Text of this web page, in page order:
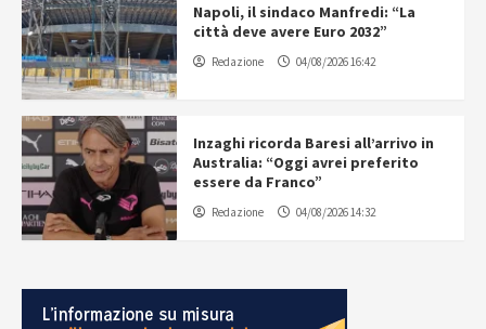
Napoli, il sindaco Manfredi: “La
città deve avere Euro 2032”
Redazione 04/08/2026 16:42
Inzaghi ricorda Baresi all’arrivo in
Australia: “Oggi avrei preferito
essere da Franco”
Redazione 04/08/2026 14:32